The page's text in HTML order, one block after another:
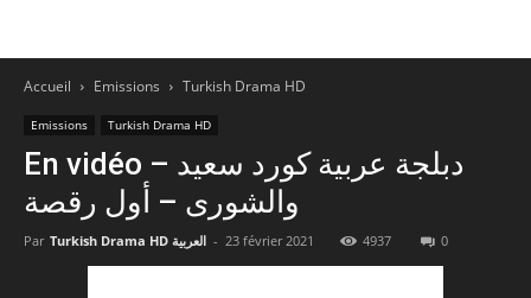
Accueil Emissions Turkish Drama HD
Emissions Turkish Drama HD
En vidéo – دبلجة عربية كورد سعيد
والشورى – أول رقصة
Par Turkish Drama HD العربية - 23 février 2021 4937 0